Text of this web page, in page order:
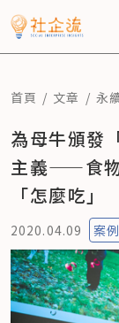
首頁 文章 永
為母牛頒發
主義——食物
「怎麼吃」
2020.04.09 案例